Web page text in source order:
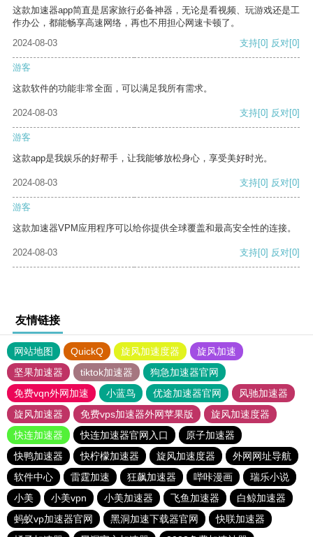
这款加速器app简直是居家旅行必备神器，无论是看视频、玩游戏还是工
作办公，都能畅享高速网络，再也不用担心网速卡顿了。
2024-08-03
支持[0] 反对[0]
游客
这款软件的功能非常全面，可以满足我所有需求。
2024-08-03 支持[0] 反对[0]
游客
这款app是我娱乐的好帮手，让我能够放松身心，享受美好时光。
2024-08-03 支持[0] 反对[0]
游客
这款加速器VPM应用程序可以给你提供全球覆盖和最高安全性的连接。
2024-08-03 支持[0] 反对[0]
友情链接
网站地图 QuickQ 旋风加速度器
旋风加速
坚果加速器
tiktok加速器
狗急加速器官网
免费vqn外网加速
小蓝鸟 优途加速器官网
风驰加速器
旋风加速器
免费vps加速器外网苹果版
旋风加速度器
快连加速器
快连加速器官网入口
原子加速器
快鸭加速器
快柠檬加速器 旋风加速度器
外网网址导航
软件中心
雷霆加速 狂飙加速器 哔咔漫画
瑞乐小说
小美
小美vpn 小美加速器 飞鱼加速器
白鲸加速器
蚂蚁vp加速器官网
黑洞加速下载器官网
快联加速器